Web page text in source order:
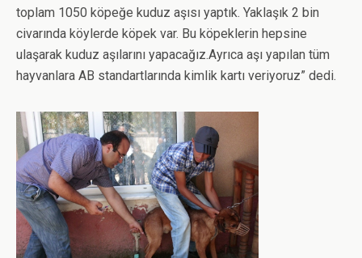
toplam 1050 köpeğe kuduz aşısı yaptık. Yaklaşık 2 bin
civarında köylerde köpek var. Bu köpeklerin hepsine
ulaşarak kuduz aşılarını yapacağız.Ayrıca aşı yapılan tüm
hayvanlara AB standartlarında kimlik kartı veriyoruz” dedi.